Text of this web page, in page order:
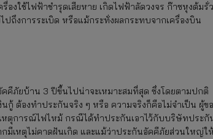
งใช้ไฟฟ้าชำรุดเสียหาย เกิดไฟฟ้าลัดวงจร ก๊าซหุงต้มรั่ว
ถึงการระเบิด หรือแม้กระทั่งผลกระทบจากเครื่องบิน
ภัยบ้าน 3 ปีขึ้นไปน่าจะเหมาะสมที่สุด ซึ่งโดยตามปกติ
กู้ ต้องทำประกันจริง ๆ หรือ ความจริงก็คือไม่จำเป็น ผู้ขอ
หตุการณ์ไฟไหม้ กรณีได้ทำประกันเอาไว้กับบริษัทประกั
มีเหตุไม่คาดฝันเกิด และแม้ว่าประกันอัคคีภัยส่วนใหญ่ใ